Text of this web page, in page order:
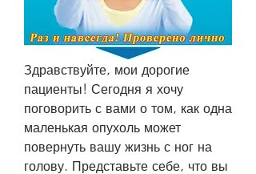
Здравствуйте, мои дорогие
пациенты! Сегодня я хочу
поговорить с вами о том, как одна
маленькая опухоль может
повернуть вашу жизнь с ног на
голову. Представьте себе, что вы